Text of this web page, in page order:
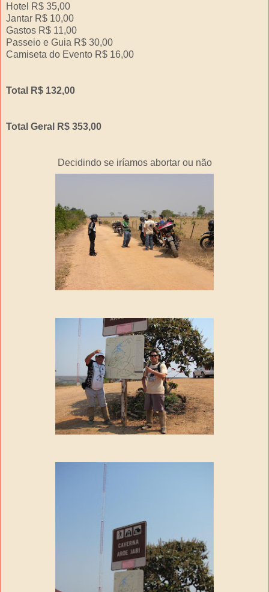
Hotel R$ 35,00
Jantar R$ 10,00
Gastos R$ 11,00
Passeio e Guia R$ 30,00
Camiseta do Evento R$ 16,00
Total R$ 132,00
Total Geral R$ 353,00
Decidindo se iríamos abortar ou não